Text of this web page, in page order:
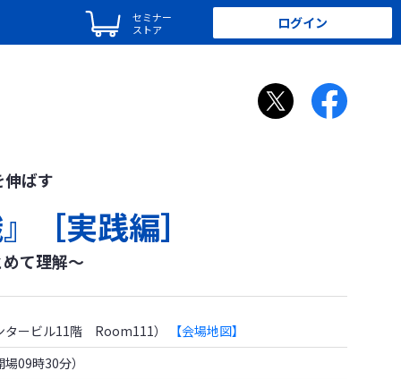
セミナー
ストア
ログイン
ばす
［実践編］
て理解～
ービル11階 Room111）
【会場地図】
09時30分）